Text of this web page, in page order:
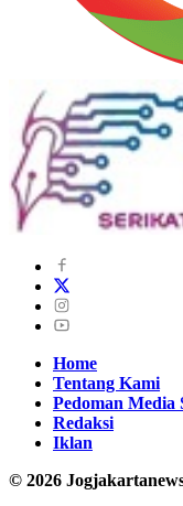
Home
Tentang Kami
Pedoman Media
Redaksi
Iklan
© 2026